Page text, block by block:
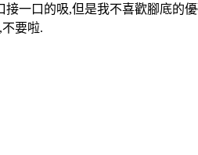
一口的吸,但是我不喜歡腳底的
要啦.